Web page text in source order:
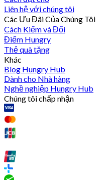
Liên hệ với chúng tôi
Các Ưu Đãi Của Chúng Tôi
Cách Kiếm và Đổi
Điểm Hungry
Thẻ quà tặng
Khác
Blog Hungry Hub
Dành cho Nhà hàng
Nghề nghiệp Hungry Hub
Chúng tôi chấp nhận